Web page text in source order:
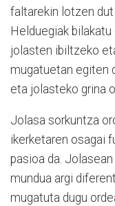
faltarekin lotzen
Helduegiak
jolasten ibiltzeko
mugatuetan egiten
eta jolasteko grina
Jolasa sorkuntza
ikerketaren osagai
pasioa da.
mundua argi
mugatuta dugu